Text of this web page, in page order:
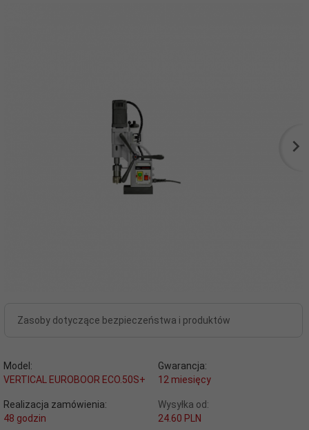
Zasoby dotyczące bezpieczeństwa i produktów
Model:
VERTICAL EUROBOOR ECO.50S+
Gwarancja:
12 miesięcy
Realizacja zamówienia:
48 godzin
Wysyłka od:
24.60 PLN